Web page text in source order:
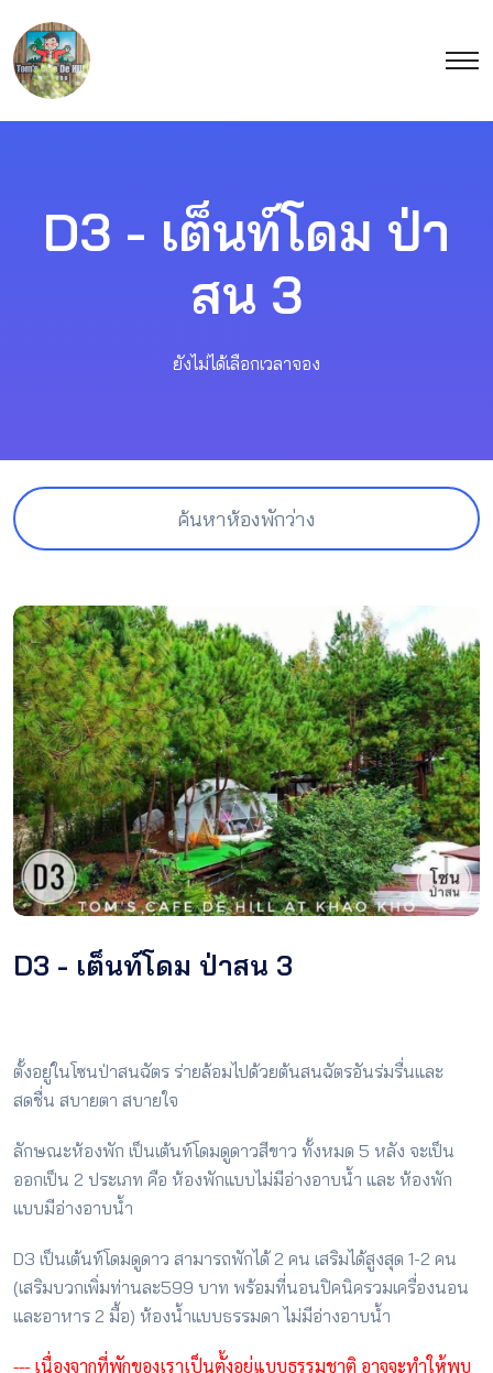
D3 - เต็นท์โดม ป่า
สน 3
ยังไม่ได้เลือกเวลาจอง
ค้นหาห้องพักว่าง
D3 - เต็นท์โดม ป่าสน 3
ตั้งอยู่ในโซนป่าสนฉัตร ร่ายล้อมไปด้วยต้นสนฉัตรอันร่มรื่นและ
สดชื่น สบายตา สบายใจ
ลักษณะห้องพัก เป็นเต้นท์โดมดูดาวสีขาว ทั้งหมด 5 หลัง จะเป็น
ออกเป็น 2 ประเภท คือ ห้องพักแบบไม่มีอ่างอาบน้ำ และ ห้องพัก
แบบมีอ่างอาบน้ำ
D3 เป็นเต้นท์โดมดูดาว สามารถพักได้ 2 คน เสริมได้สูงสุด 1-2 คน
(เสริมบวกเพิ่มท่านละ599 บาท พร้อมที่นอนปิคนิครวมเครื่องนอน
และอาหาร 2 มื้อ) ห้องน้ำแบบธรรมดา ไม่มีอ่างอาบน้ำ
--- เนื่องจากที่พักของเราเป็นตั้งอยู่แบบธรรมชาติ อาจจะทำให้พบ